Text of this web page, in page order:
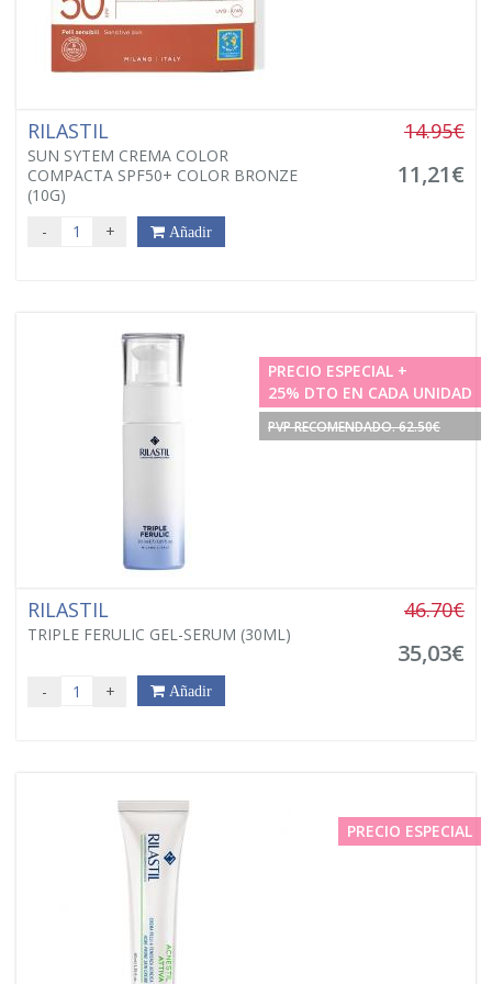
RILASTIL
SUN SYTEM CREMA COLOR
COMPACTA SPF50+ COLOR BRONZE
(10G)
14.95€
11,21€
- + Añadir
PRECIO ESPECIAL +
25% DTO EN CADA UNIDAD
PVP RECOMENDADO. 62.50€
RILASTIL
TRIPLE FERULIC GEL-SERUM (30ML)
46.70€
35,03€
- + Añadir
PRECIO ESPECIAL